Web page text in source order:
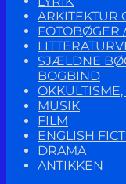
ARKITEKTUR
FOTOBØGER
SJÆLDNE
BOGBIND
MUSIK
FILM
ENGLISH
DRAMA
ANTIKKEN